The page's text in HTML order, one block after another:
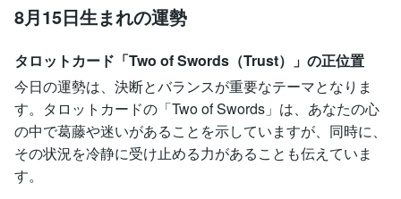
8月15日生まれの運勢
タロットカード「Two of Swords（Trust）」の正位置
今日の運勢は、決断とバランスが重要なテーマとなりま
す。タロットカードの「Two of Swords」は、あなたの心
の中で葛藤や迷いがあることを示していますが、同時に、
その状況を冷静に受け止める力があることも伝えていま
す。